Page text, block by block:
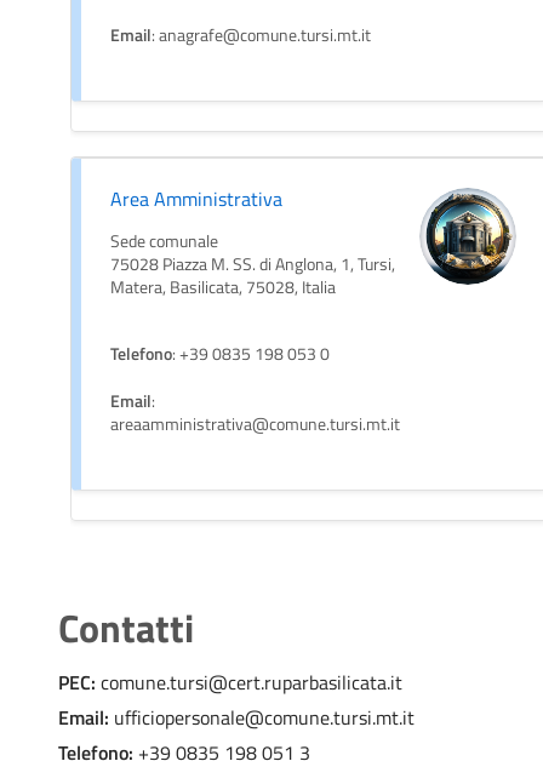
Email: anagrafe@comune.tursi.mt.it
Area Amministrativa
Sede comunale
75028 Piazza M. SS. di Anglona, 1, Tursi,
Matera, Basilicata, 75028, Italia
Telefono: +39 0835 198 053 0
Email:
areaamministrativa@comune.tursi.mt.it
Contatti
PEC: comune.tursi@cert.ruparbasilicata.it
Email: ufficiopersonale@comune.tursi.mt.it
Telefono: +39 0835 198 051 3